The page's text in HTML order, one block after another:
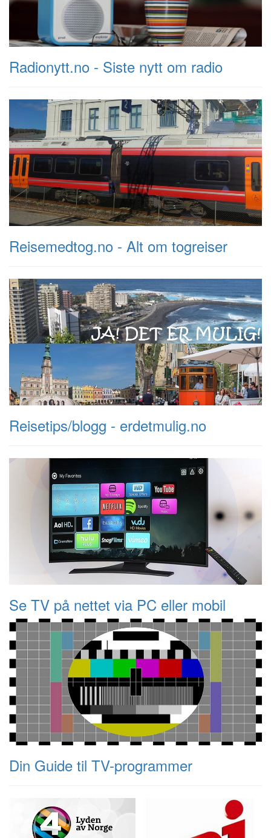
Radionytt.no - Siste nytt om radio
Reisemedtog.no - Alt om togreiser
Reisetips/blogg - erdetmulig.no
Se TV på nettet via PC eller mobil
Din Guide til TV-programmer